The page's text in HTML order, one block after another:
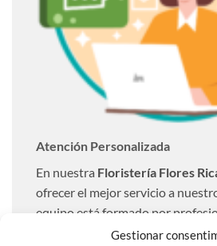
Gestionar
Atención Personalizada
En nuestra Floristería Flores
ofrecer el mejor servicio a
equipo está formado por
importante que resulta una